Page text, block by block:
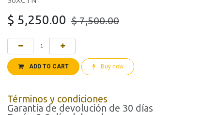
$ 5,250.00 $7,500.00
ADD TO CART Buy now
Términos y condiciones
Garantía de devolución de 30 días